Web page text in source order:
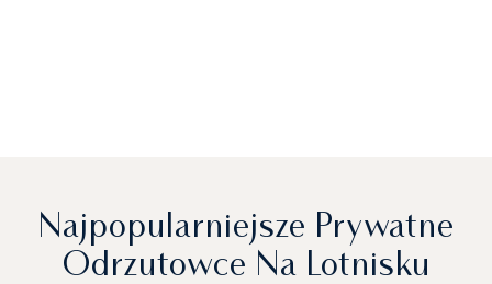
Najpopularniejsze Prywatne
Odrzutowce Na Lotnisku